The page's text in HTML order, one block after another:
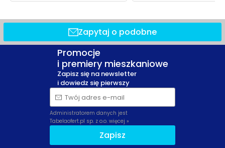
Zapytaj o podobne
Promocje
i premiery mieszkaniowe
Zapisz się na newsletter
i dowiedz się pierwszy
Twój adres e-mail
Administratorem danych jest
Tabelaofert.pl sp. z o.o. więcej »
Zapisz